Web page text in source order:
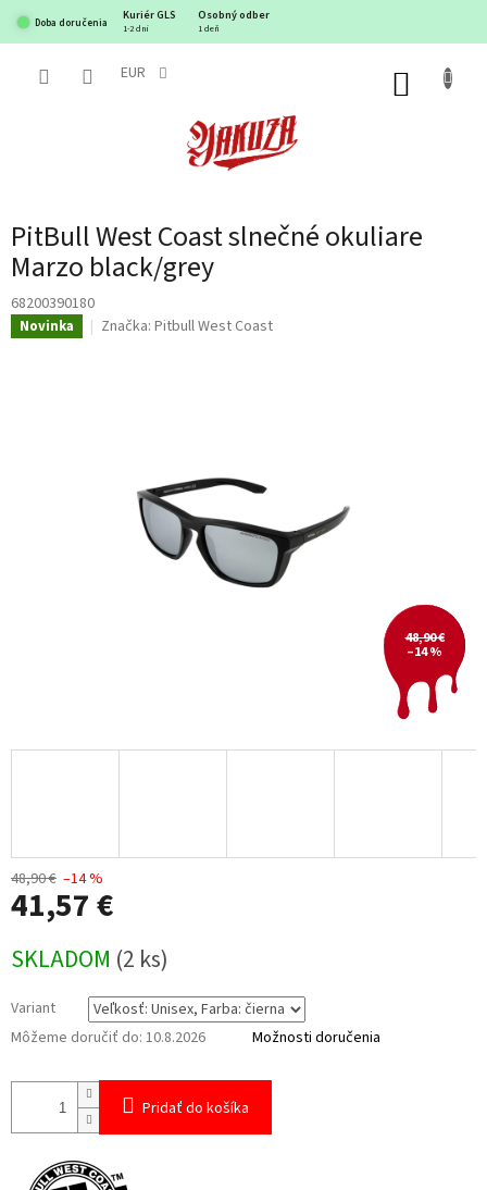
obsah
Doba doručenia
Kuriér GLS Osobný odber
1-2 dni 1 deň
EUR
PitBull West Coast slnečné okuliare
Marzo black/grey
68200390180
Novinka Značka: Pitbull West Coast
48,90 €
–14 %
48,90 € –14 %
41,57 €
cena:
SKLADOM (2 ks)
Variant
Môžeme doručiť do: 10.8.2026 Možnosti doručenia
Pridať do košíka